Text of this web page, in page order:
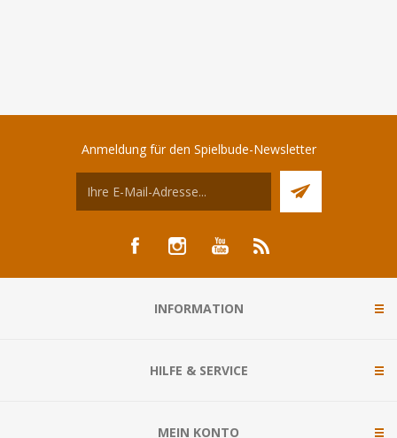
Anmeldung für den Spielbude-Newsletter
INFORMATION
HILFE & SERVICE
MEIN KONTO